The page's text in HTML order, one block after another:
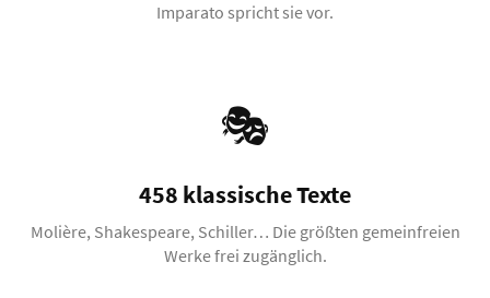
Imparato spricht sie vor.
🎭
458 klassische Texte
Molière, Shakespeare, Schiller… Die größten gemeinfreien
Werke frei zugänglich.